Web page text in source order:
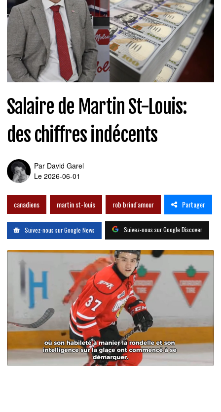
Salaire de Martin St-Louis:
des chiffres indécents
Par David Garel
Le 2026-06-01
canadiens martin st-louis rob brind'amour Partager
Suivez-nous sur Google News Suivez-nous sur Google Discover